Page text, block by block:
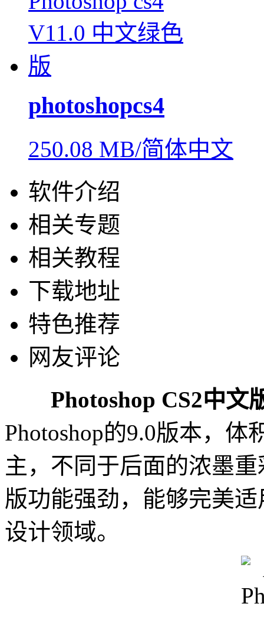
photoshopcs4
250.08 MB/简体中文
软件介绍
相关专题
相关教程
下载地址
特色推荐
网友评论
Photoshop CS2中文
Photoshop的9.0版本，
主，不同于后面的浓墨重
版功能强劲，能够完美
设计领域。